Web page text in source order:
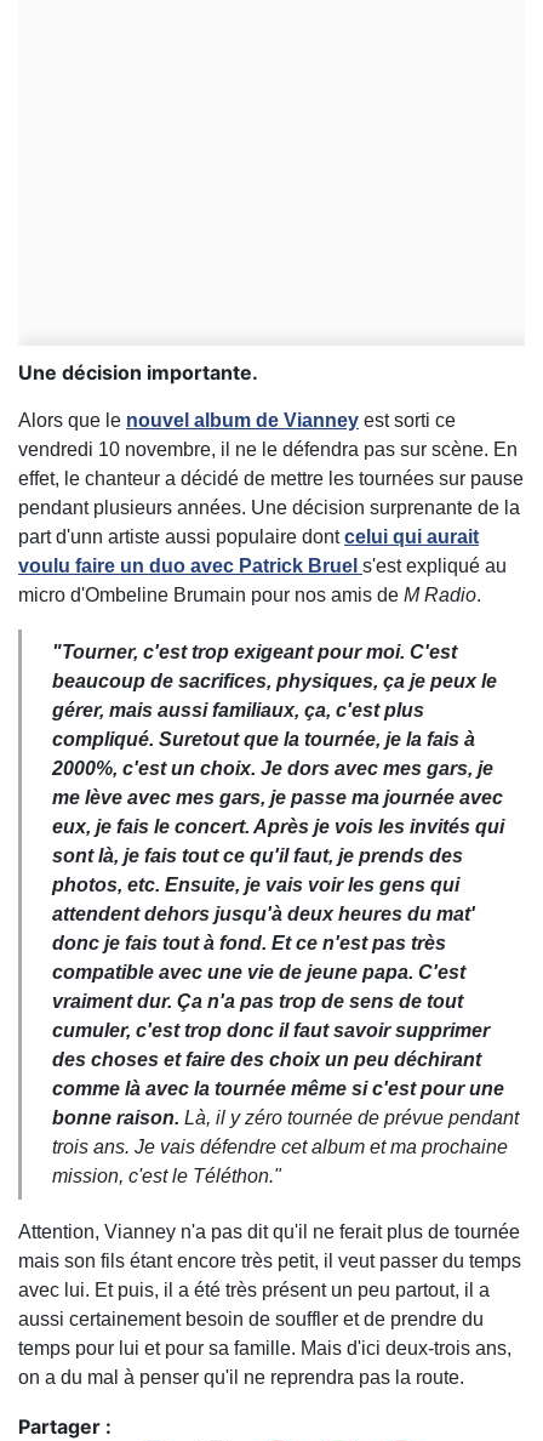
Une décision importante.
Alors que le nouvel album de Vianney est sorti ce
vendredi 10 novembre, il ne le défendra pas sur scène. En
effet, le chanteur a décidé de mettre les tournées sur pause
pendant plusieurs années. Une décision surprenante de la
part d'unn artiste aussi populaire dontcelui qui aurait
voulu faire un duo avec Patrick Bruel s'est expliqué au
micro d'Ombeline Brumain pour nos amis de M Radio.
"Tourner, c'est trop exigeant pour moi. C'est
beaucoup de sacrifices, physiques, ça je peux le
gérer, mais aussi familiaux, ça, c'est plus
compliqué. Suretout que la tournée, je la fais à
2000%, c'est un choix. Je dors avec mes gars, je
me lève avec mes gars, je passe ma journée avec
eux, je fais le concert. Après je vois les invités qui
sont là, je fais tout ce qu'il faut, je prends des
photos, etc. Ensuite, je vais voir les gens qui
attendent dehors jusqu'à deux heures du mat'
donc je fais tout à fond. Et ce n'est pas très
compatible avec une vie de jeune papa. C'est
vraiment dur. Ça n'a pas trop de sens de tout
cumuler, c'est trop donc il faut savoir supprimer
des choses et faire des choix un peu déchirant
comme là avec la tournée même si c'est pour une
bonne raison. Là, il y zéro tournée de prévue pendant
trois ans. Je vais défendre cet album et ma prochaine
mission, c'est le Téléthon."
Attention, Vianney n'a pas dit qu'il ne ferait plus de tournée
mais son fils étant encore très petit, il veut passer du temps
avec lui. Et puis, il a été très présent un peu partout, il a
aussi certainement besoin de souffler et de prendre du
temps pour lui et pour sa famille. Mais d'ici deux-trois ans,
on a du mal à penser qu'il ne reprendra pas la route.
Partager :